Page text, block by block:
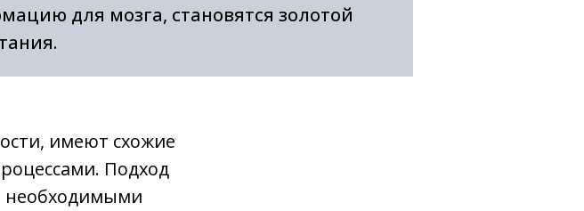
для мозга, становятся золотой
имеют схожие
Подход
необходимыми